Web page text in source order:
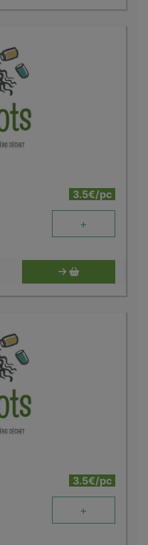
3.5€/pc
+
3.5€/pc
+